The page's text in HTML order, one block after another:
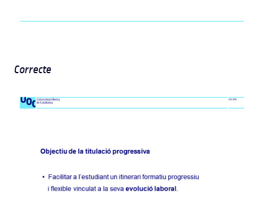
Correcte